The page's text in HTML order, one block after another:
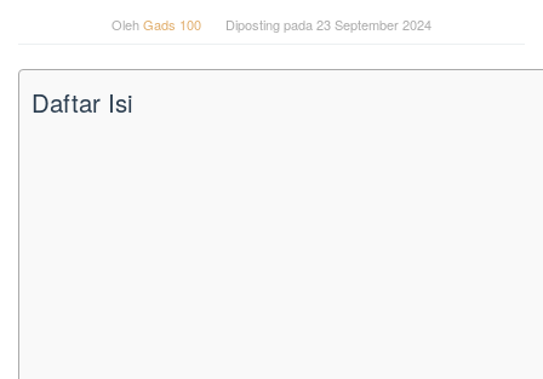
OlehGads 100 Diposting pada 23 September 2024
Daftar Isi